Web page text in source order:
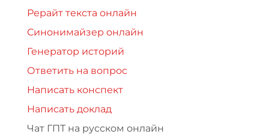
Рерайт текста онлайн
Синонимайзер онлайн
Генератор историй
Ответить на вопрос
Написать конспект
Написать доклад
Чат ГПТ на русском онлайн